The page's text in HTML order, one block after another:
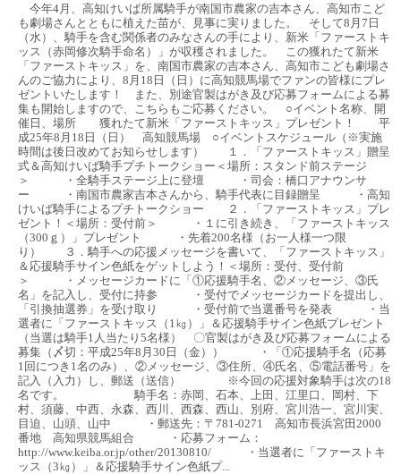
今年4月、高知けいば所属騎手が南国市農家の吉本さん、高知市こど
も劇場さんとともに植えた苗が、見事に実りました。 そして8月7日
（水）、騎手を含む関係者のみなさんの手により、新米「ファーストキ
ッス（赤岡修次騎手命名）」が収穫されました。 この獲れたて新米
「ファーストキッス」を、南国市農家の吉本さん、高知市こども劇場さ
んのご協力により、8月18日（日）に高知競馬場でファンの皆様にプレ
ゼントいたします！ また、別途官製はがき及び応募フォームによる募
集も開始しますので、こちらもご応募ください。 ○イベント名称、開
催日、場所 獲れたて新米「ファーストキッス」プレゼント！ 平
成25年8月18日（日） 高知競馬場 ○イベントスケジュール（※実施
時間は後日改めてお知らせします） １．「ファーストキッス」贈呈
式＆高知けいば騎手プチトークショー＜場所：スタンド前ステージ
＞ ・全騎手ステージ上に登壇 ・司会：橋口アナウンサ
ー ・南国市農家吉本さんから、騎手代表に目録贈呈 ・高知
けいば騎手によるプチトークショー ２．「ファーストキッス」プレ
ゼント！＜場所：受付前＞ ・１に引き続き、「ファーストキッス
（300ｇ）」プレゼント ・先着200名様（お一人様一つ限
り） ３．騎手への応援メッセージを書いて、「ファーストキッス」
＆応援騎手サイン色紙をゲットしよう！＜場所：受付、受付前
＞ ・メッセージカードに「①応援騎手名、②メッセージ、③氏
名」を記入し、受付に持参 ・受付でメッセージカードを提出し、
「引換抽選券」を受け取り ・受付前で当選番号を発表 ・当
選者に「ファーストキッス（1㎏）」＆応援騎手サイン色紙プレゼント
（当選は騎手1人当たり5名様） 〇官製はがき及び応募フォームによる
募集（〆切：平成25年8月30日（金）） ・「①応援騎手名（応募
1回につき1名のみ）、②メッセージ、③住所、④氏名、⑤電話番号」を
記入（入力）し、郵送（送信） ※今回の応援対象騎手は次の18
名です。 騎手名：赤岡、石本、上田、江里口、岡村、下
村、須藤、中西、永森、西川、西森、西山、別府、宮川浩一、宮川実、
目迫、山頭、山中 ・郵送先：〒781-0271 高知市長浜宮田2000
番地 高知県競馬組合 ・応募フォーム：
http://www.keiba.or.jp/other/20130810/ ・当選者に「ファーストキ
ッス（3㎏）」＆応援騎手サイン色紙プ...